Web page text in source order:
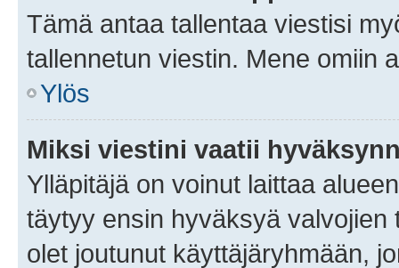
Tämä antaa tallentaa viestisi
tallennetun viestin. Mene omiin
Ylös
Miksi viestini vaatii
Ylläpitäjä on voinut laittaa
täytyy ensin hyväksyä
olet joutunut käyttäjäryhmään,